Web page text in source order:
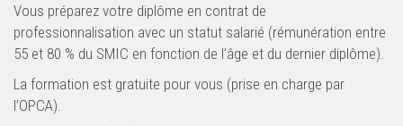
Vous préparez votre diplôme en contrat de
professionnalisation avec un statut salarié (rémunération entre
55 et 80 % du SMIC en fonction de l’âge et du dernier diplôme).
La formation est gratuite pour vous (prise en charge par
l’OPCA).